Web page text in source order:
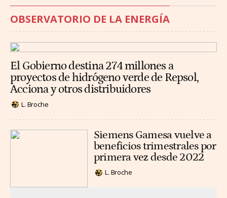
OBSERVATORIO DE LA ENERGÍA
El Gobierno destina 274 millones a
proyectos de hidrógeno verde de Repsol,
Acciona y otros distribuidores
L. Broche
Siemens Gamesa vuelve a
beneficios trimestrales por
primera vez desde 2022
L. Broche